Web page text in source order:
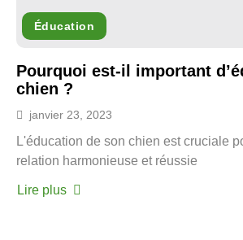
Éducation
Pourquoi est-il important
chien ?
janvier 23, 2023
L'éducation de son chien est cruciale
relation harmonieuse et réussie
Lire plus